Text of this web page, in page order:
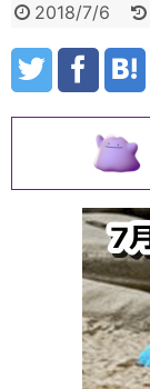
2018/7/6